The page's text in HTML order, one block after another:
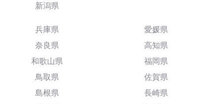
新潟県
兵庫県
奈良県
和歌山県
鳥取県
島根県
愛媛県
高知県
福岡県
佐賀県
長崎県